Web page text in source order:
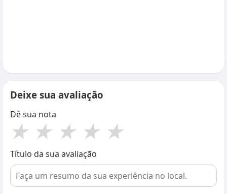
Deixe sua avaliação
Dê sua nota
★ ★ ★ ★ ★
Título da sua avaliação